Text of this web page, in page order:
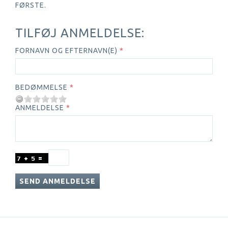
FØRSTE.
TILFØJ ANMELDELSE:
FORNAVN OG EFTERNAVN(E)
BEDØMMELSE
ANMELDELSE
SEND ANMELDELSE